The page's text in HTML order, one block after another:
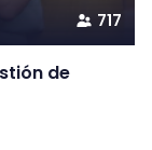
717
de